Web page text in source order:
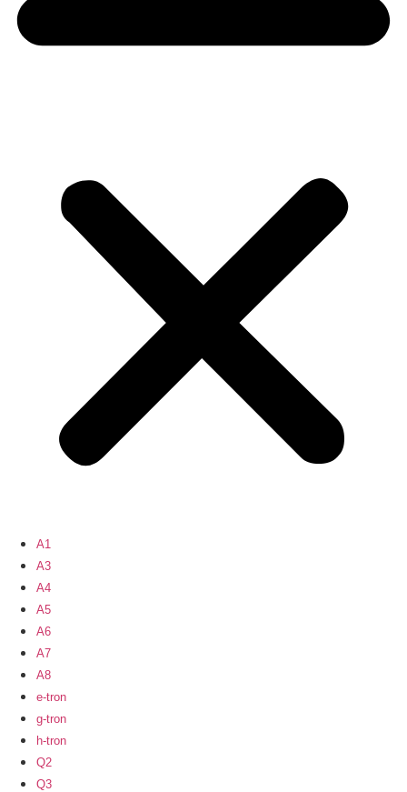
A1
A3
A4
A5
A6
A7
A8
e-tron
g-tron
h-tron
Q2
Q3